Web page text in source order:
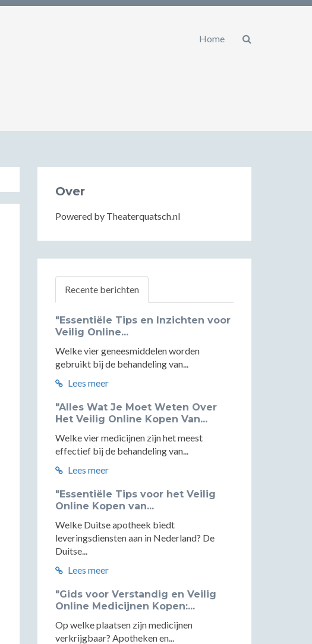
Home
Over
Powered by Theaterquatsch.nl
Recente berichten
"Essentiële Tips en Inzichten voor
Veilig Online...
Welke vier geneesmiddelen worden
gebruikt bij de behandeling van...
Lees meer
"Alles Wat Je Moet Weten Over
Het Veilig Online Kopen Van...
Welke vier medicijnen zijn het meest
effectief bij de behandeling van...
Lees meer
"Essentiële Tips voor het Veilig
Online Kopen van...
Welke Duitse apotheek biedt
leveringsdiensten aan in Nederland? De
Duitse...
Lees meer
"Gids voor Verstandig en Veilig
Online Medicijnen Kopen:...
Op welke plaatsen zijn medicijnen
verkrijgbaar? Apotheken en...